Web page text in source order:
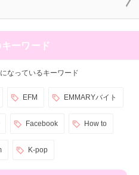
ーワード
なっているキーワード
EFM EMMARYバイト
Facebook How to
K-pop